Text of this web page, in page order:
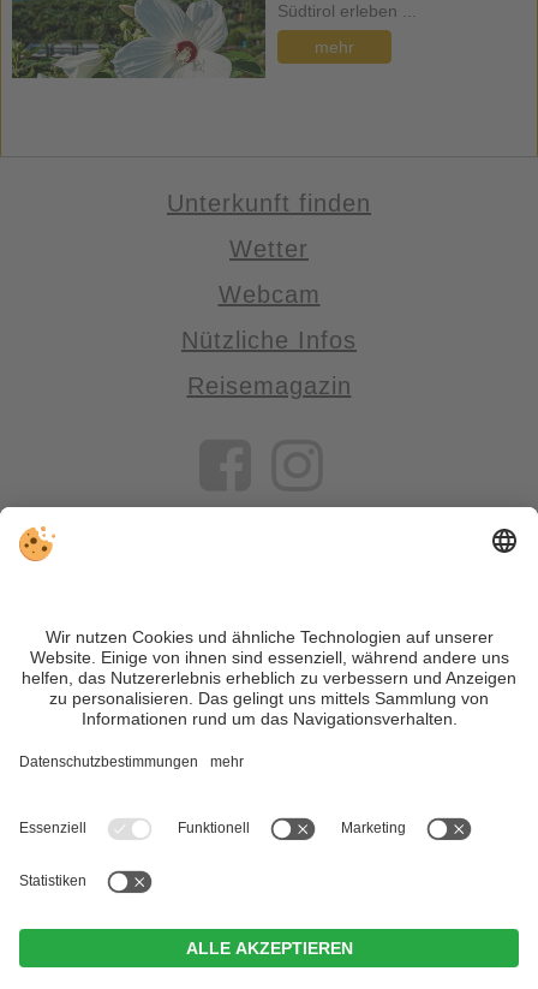
Südtirol erleben ...
mehr
Unterkunft finden
Wetter
Webcam
Nützliche Infos
Reisemagazin
VIVOSüdtirol ist das Reiseportal für alle, die Südtirol nicht nur
besuchen, sondern wirklich erleben wollen – inklusive Tipps,
tollen Unterkünften und Angeboten.
Trotz genauer Arbeit und ständigem Aktualisieren der Inhalte,
Informieren Sie sich sicherheitshalber nochmals beim
Einstellungen | MwSt.-Nr. IT02365710215